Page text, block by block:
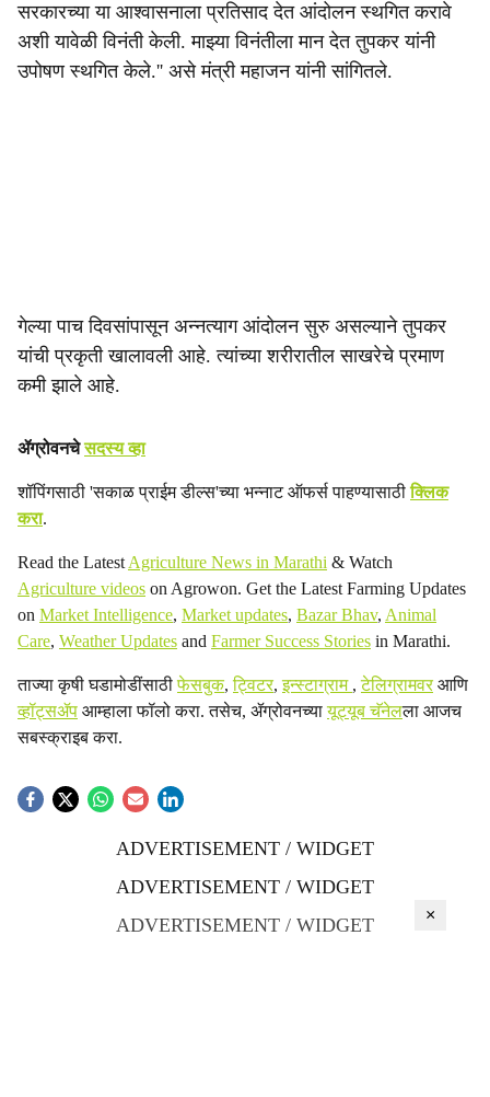
सरकारच्या या आश्वासनाला प्रतिसाद देत आंदोलन स्थगित करावे
अशी यावेळी विनंती केली. माझ्या विनंतीला मान देत तुपकर यांनी
उपोषण स्थगित केले.'' असे मंत्री महाजन यांनी सांगितले.
गेल्या पाच दिवसांपासून अन्नत्याग आंदोलन सुरु असल्याने तुपकर
यांची प्रकृती खालावली आहे. त्यांच्या शरीरातील साखरेचे प्रमाण
कमी झाले आहे.
ॲग्रोवनचेसदस्य व्हा
शॉपिंगसाठी 'सकाळ प्राईम डील्स'च्या भन्नाट ऑफर्स पाहण्यासाठीक्लिक
करा.
Read the Latest Agriculture News in Marathi & Watch
Agriculture videos on Agrowon. Get the Latest Farming Updates
on Market Intelligence, Market updates, Bazar Bhav, Animal
Care, Weather Updates and Farmer Success Stories in Marathi.
ताज्या कृषी घडामोडींसाठीफेसबुक,ट्विटर,इन्स्टाग्राम ,टेलिग्रामवरआणि
व्हॉट्सॲप आम्हाला फॉलो करा. तसेच, ॲग्रोवनच्यायूट्यूब चॅनेलला आजच
सबस्क्राइब करा.
ADVERTISEMENT / WIDGET
ADVERTISEMENT / WIDGET
ADVERTISEMENT / WIDGET
×